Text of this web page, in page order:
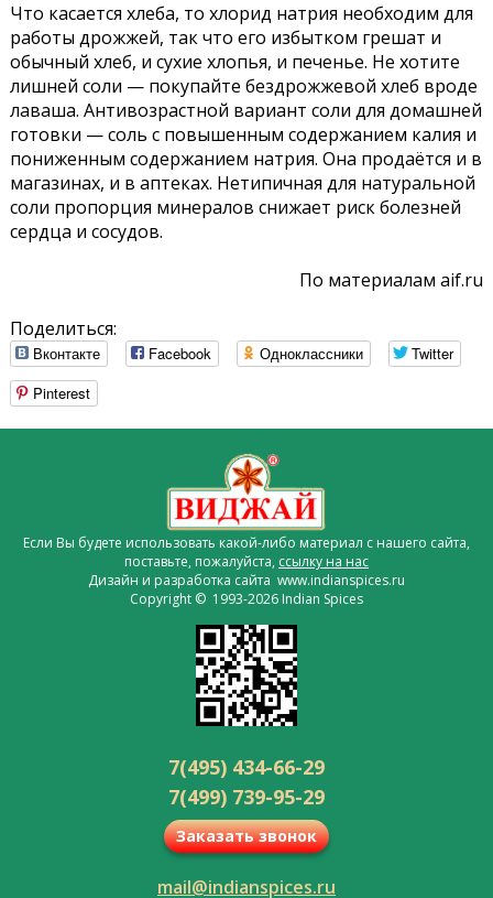
Что касается хлеба, то хлорид натрия необходим для
работы дрожжей, так что его избытком грешат и
обычный хлеб, и сухие хлопья, и печенье. Не хотите
лишней соли — покупайте бездрожжевой хлеб вроде
лаваша. Антивозрастной вариант соли для домашней
готовки — соль с повышенным содержанием калия и
пониженным содержанием натрия. Она продаётся и в
магазинах, и в аптеках. Нетипичная для натуральной
соли пропорция минералов снижает риск болезней
сердца и сосудов.
По материалам aif.ru
Поделиться:
Вконтакте Facebook Одноклассники
Twitter
Pinterest
Если Вы будете использовать какой-либо материал с нашего сайта,
поставьте, пожалуйста, ссылку на нас
Дизайн и разработка сайта www.indianspices.ru
Copyright © 1993-2026 Indian Spices
7(495) 434-66-29
7(499) 739-95-29
Заказать звонок
mail@indianspices.ru